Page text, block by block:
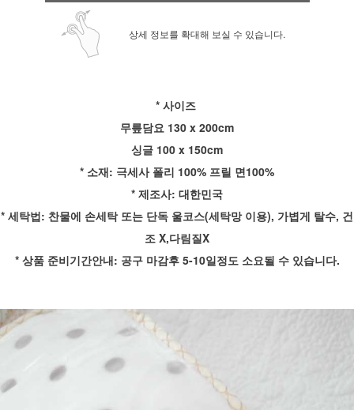
상세 정보를 확대해 보실 수 있습니다.
* 사이즈
무릎담요 130 x 200cm
싱글 100 x 150cm
* 소재: 극세사 폴리 100% 프릴 면100%
* 제조사: 대한민국
* 세탁법: 찬물에 손세탁 또는 단독 울코스(세탁망 이용), 가볍게 탈수, 건
조 X,다림질X
* 상품 준비기간안내: 공구 마감후 5-10일정도 소요될 수 있습니다.